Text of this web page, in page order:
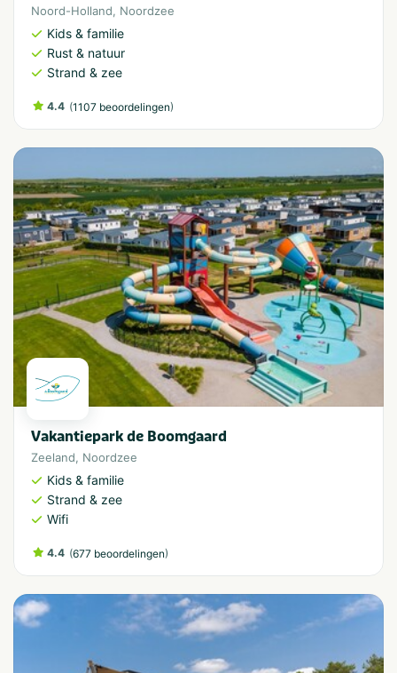
Noord-Holland, Noordzee
Kids & familie
Rust & natuur
Strand & zee
4.4 (1107 beoordelingen)
Vakantiepark de Boomgaard
Zeeland, Noordzee
Kids & familie
Strand & zee
Wifi
4.4 (677 beoordelingen)